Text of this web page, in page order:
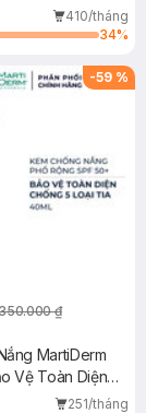
410/tháng
34%
-59 %
₫
MartiDerm
Vệ Toàn Diện
251/tháng